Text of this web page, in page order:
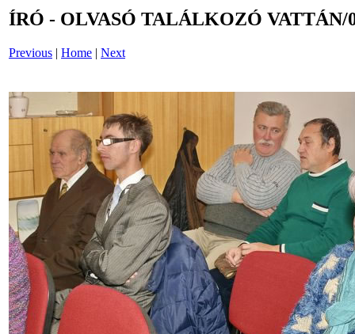
ÍRÓ - OLVASÓ TALÁLKOZÓ VATTÁN/
Previous | Home | Next